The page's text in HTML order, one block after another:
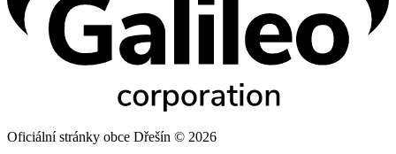
Oficiální stránky obce Dřešín © 2026